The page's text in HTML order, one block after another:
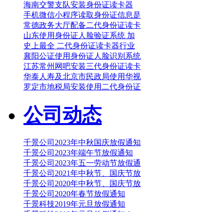
海南交警支队安装身份证读卡器
手机微信小程序读取身份证信息是
常德政务大厅配备二代身份证读卡
山东使用身份证人脸验证系统 加
史上最全 二代身份证读卡器行业
襄阳公证使用身份证人脸识别系统
江苏常州网吧安装三代身份证读卡
华泰人寿及北京市民政局使用华视
罗定市地税局安装使用二代身份证
公司动态
千景公司2023年中秋国庆放假通知
千景公司2023年端午节放假通知
千景公司2023年五一劳动节放假通
千景公司2021年中秋节、国庆节放
千景公司2020年中秋节、国庆节放
千景公司2020年春节放假通知
千景科技2019年元旦放假通知